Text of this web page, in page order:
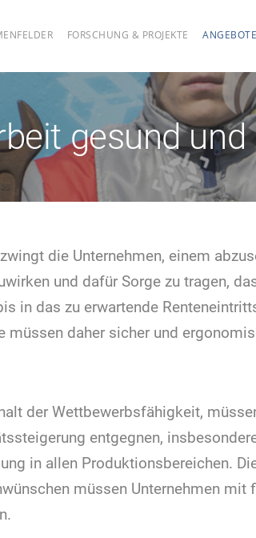
FORSCHUNG & PROJEKTE
gesund
die Unter­nehmen, einem
und dafür Sorge zu tragen,
in das zu erwartende
müssen daher sicher und
der Wettbewerbs­fähigkeit,
entgegnen,
in allen Produktions­bereichen.
müssen Unter­nehmen mit